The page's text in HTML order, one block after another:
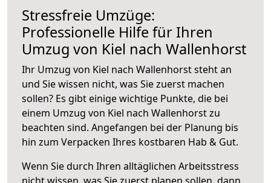
Stressfreie Umzüge:
Professionelle Hilfe für Ihren
Umzug von Kiel nach Wallenhorst
Ihr Umzug von Kiel nach Wallenhorst steht an
und Sie wissen nicht, was Sie zuerst machen
sollen? Es gibt einige wichtige Punkte, die bei
einem Umzug von Kiel nach Wallenhorst zu
beachten sind. Angefangen bei der Planung bis
hin zum Verpacken Ihres kostbaren Hab & Gut.
Wenn Sie durch Ihren alltäglichen Arbeitsstress